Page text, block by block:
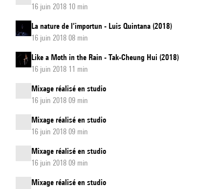
16 juin 2018 10 min
La nature de l’importun - Luis Quintana (2018)
16 juin 2018 08 min
Like a Moth in the Rain - Tak-Cheung Hui (2018)
16 juin 2018 11 min
Mixage réalisé en studio
16 juin 2018 09 min
Mixage réalisé en studio
16 juin 2018 09 min
Mixage réalisé en studio
16 juin 2018 09 min
Mixage réalisé en studio